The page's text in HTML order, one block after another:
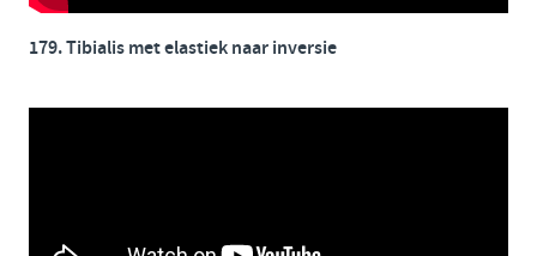
179. Tibialis met elastiek naar inversie